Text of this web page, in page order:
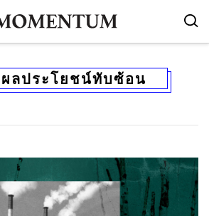
ผลประโยชน์ทับซ้อน